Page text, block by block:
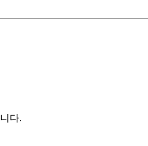
다.